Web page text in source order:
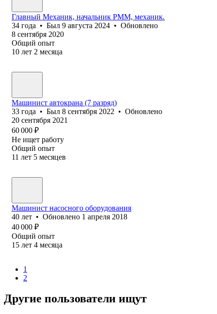
Главный Механик, начальник РММ, механик.
34 года • Был 9 августа 2024 • Обновлено
8 сентября 2020
Общий опыт
10 лет 2 месяца
Машинист автокрана (7 разряд)
33 года • Был 8 сентября 2022 • Обновлено
20 сентября 2021
60 000 ₽
Не ищет работу
Общий опыт
11 лет 5 месяцев
Машинист насосного оборудования
40 лет • Обновлено 1 апреля 2018
40 000 ₽
Общий опыт
15 лет 4 месяца
1
2
Другие пользователи ищут